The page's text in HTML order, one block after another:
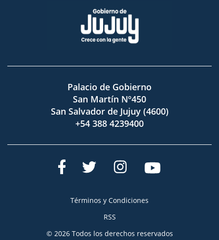
Palacio de Gobierno
San Martín Nº450
San Salvador de Jujuy (4600)
+54 388 4239400
Términos y Condiciones
RSS
© 2026 Todos los derechos reservados